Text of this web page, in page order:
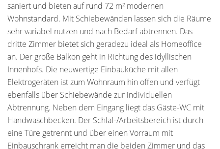
saniert und bieten auf rund 72 m² modernen
Wohnstandard. Mit Schiebewänden lassen sich die Räume
sehr variabel nutzen und nach Bedarf abtrennen. Das
dritte Zimmer bietet sich geradezu ideal als Homeoffice
an. Der große Balkon geht in Richtung des idyllischen
Innenhofs. Die neuwertige Einbauküche mit allen
Elektrogeräten ist zum Wohnraum hin offen und verfügt
ebenfalls über Schiebewände zur individuellen
Abtrennung. Neben dem Eingang liegt das Gäste-WC mit
Handwaschbecken. Der Schlaf-/Arbeitsbereich ist durch
eine Türe getrennt und über einen Vorraum mit
Einbauschrank erreicht man die beiden Zimmer und das